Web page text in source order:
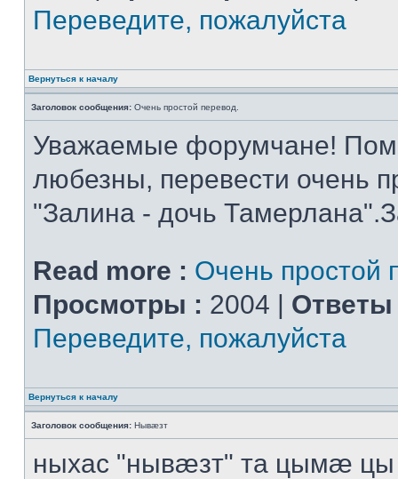
Переведите, пожалуйста
Вернуться к началу
Заголовок сообщения: Очень простой перевод.
Уважаемые форумчане!
любезны, перевести очень
"Залина - дочь
Read more : Очень простой
Просмотры : 2004 | Ответы
Переведите, пожалуйста
Вернуться к началу
Заголовок сообщения: Нывæзт
ныхас "нывæзт" та цымæ цы